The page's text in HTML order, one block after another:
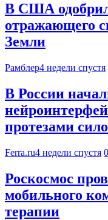
В США
отражающего
Земли
Рамблер4 недели спустя
В России
протезами
Ferra.ru4 недели спустя 0
Роскосмос
мобильного
терапии